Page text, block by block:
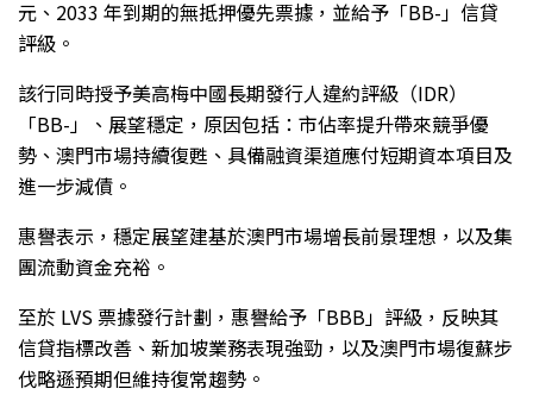
元、2033 年到期的無抵押優先票據，並給予「BB-」信貸
評級。
該行同時授予美高梅中國長期發行人違約評級（IDR）
「BB-」、展望穩定，原因包括：市佔率提升帶來競爭優
勢、澳門市場持續復甦、具備融資渠道應付短期資本項目及
進一步減債。
惠譽表示，穩定展望建基於澳門市場增長前景理想，以及集
團流動資金充裕。
至於 LVS 票據發行計劃，惠譽給予「BBB」評級，反映其
信貸指標改善、新加坡業務表現強勁，以及澳門市場復蘇步
伐略遜預期但維持復常趨勢。